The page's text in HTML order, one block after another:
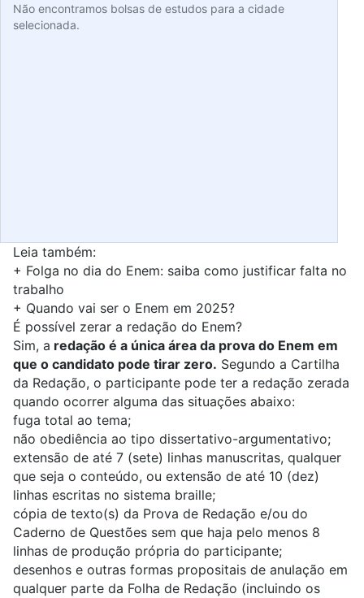
Não encontramos bolsas de estudos para a cidade
selecionada.
Leia também:
+ Folga no dia do Enem: saiba como justificar falta no
trabalho
+ Quando vai ser o Enem em 2025?
É possível zerar a redação do Enem?
Sim, a redação é a única área da prova do Enem em
que o candidato pode tirar zero. Segundo a Cartilha
da Redação, o participante pode ter a redação zerada
quando ocorrer alguma das situações abaixo:
fuga total ao tema;
não obediência ao tipo dissertativo-argumentativo;
extensão de até 7 (sete) linhas manuscritas, qualquer
que seja o conteúdo, ou extensão de até 10 (dez)
linhas escritas no sistema braille;
cópia de texto(s) da Prova de Redação e/ou do
Caderno de Questões sem que haja pelo menos 8
linhas de produção própria do participante;
desenhos e outras formas propositais de anulação em
qualquer parte da Folha de Redação (incluindo os